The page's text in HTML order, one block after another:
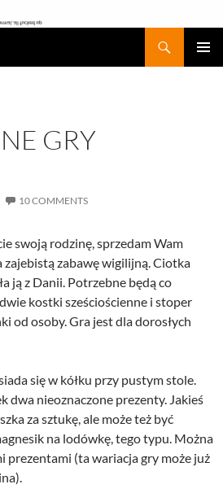
GRY
10 COMMENTS
swoją rodzinę, sprzedam Wam
zajebistą zabawę wigilijną. Ciotka
ją z Danii. Potrzebne będą co
kostki sześciościenne i stoper
od osoby. Gra jest dla dorosłych
się w kółku przy pustym stole.
dwa nieoznaczone prezenty. Jakieś
za sztukę, ale może też być
na lodówkę, tego typu. Można
prezentami (ta wariacja gry może już